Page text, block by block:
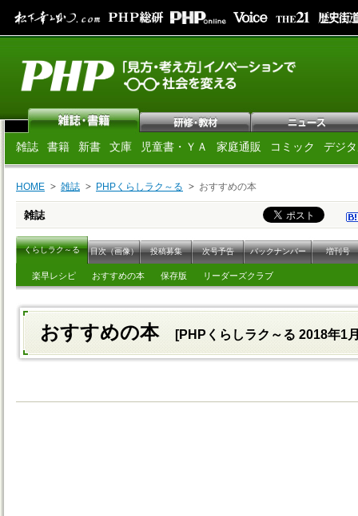
雑誌 書籍 新書 文庫 児童書・ＹＡ 家庭通販 コミック デジ
HOME 雑誌 PHPくらしラク～る おすすめの本
雑誌
くらしラク～る 目次（画像） 投稿募集 次号予告 バックナンバー 増刊号
楽早レシピ おすすめの本 保存版 リーダーズクラブ
おすすめの本 [PHPくらしラク～る 2018年1